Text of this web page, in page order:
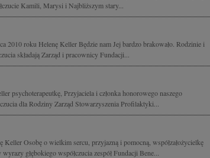
Kamili, Marysi i Najbliższym stary...
2010 roku Helenę Keller Będzie nam Jej bardzo brakowało. Rodzinie i
składają Zarząd i pracownicy Fundacji...
psychoterapeutkę, Przyjaciela i członka honorowego naszego
dla Rodziny Zarząd Stowarzyszenia Profilaktyki...
Osobę o wielkim sercu, przyjazną i pomocną, współzałożycielkę
głębokiego współczucia zespół Fundacji Bene...